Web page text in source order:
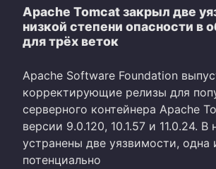
Apache Tomcat закрыл две
низкой степени опасности в
для трёх веток
Apache Software Foundation
корректирующие релизы для
серверного контейнера Apache
версии 9.0.120, 10.1.57 и 11.0.24. В
устранены две уязвимости, одна
потенциально